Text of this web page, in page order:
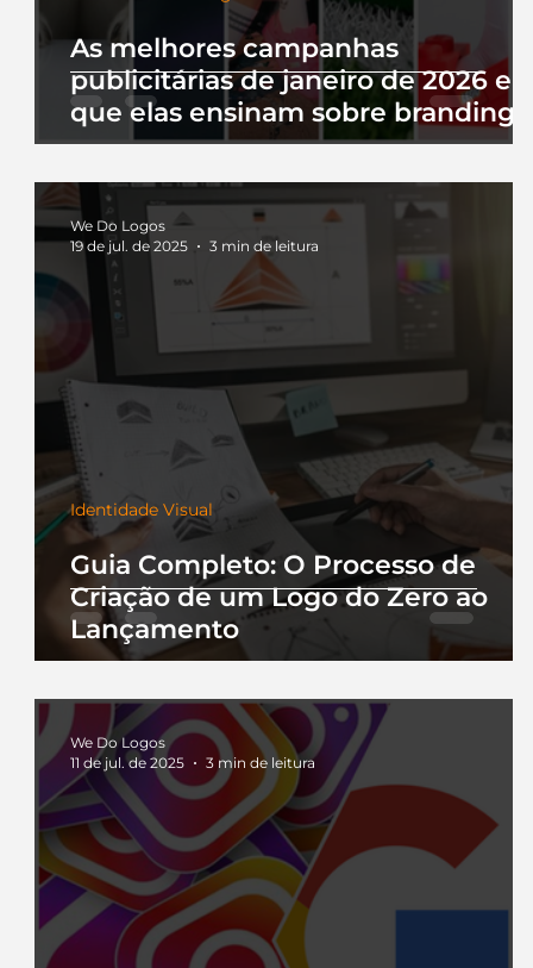
As melhores campanhas
publicitárias de janeiro de 2026 e
que elas ensinam sobre branding
Guia Completo: O Processo de
Criação de um Logo do Zero ao
Lançamento
Identidade Visual
We Do Logos
19 de jul. de 2025
3 min de leitura
We Do Logos
11 de jul. de 2025
3 min de leitura